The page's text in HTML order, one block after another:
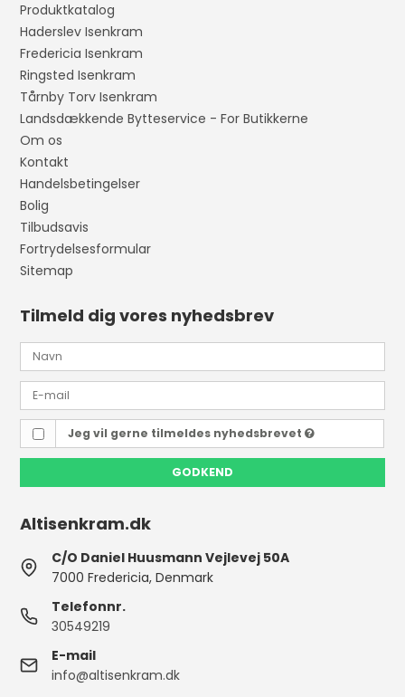
Produktkatalog
Haderslev Isenkram
Fredericia Isenkram
Ringsted Isenkram
Tårnby Torv Isenkram
Landsdækkende Bytteservice - For Butikkerne
Om os
Kontakt
Handelsbetingelser
Bolig
Tilbudsavis
Fortrydelsesformular
Sitemap
Tilmeld dig vores nyhedsbrev
Jeg vil gerne tilmeldes nyhedsbrevet
GODKEND
Altisenkram.dk
C/O Daniel Huusmann Vejlevej 50A
7000 Fredericia, Denmark
Telefonnr.
30549219
E-mail
info@altisenkram.dk